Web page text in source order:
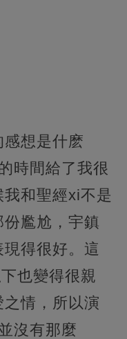
想是什麽
時間給了我很
和聖經xi不是
尷尬，宇鎮
得很好。這
也變得很親
情，所以演
沒有那麼